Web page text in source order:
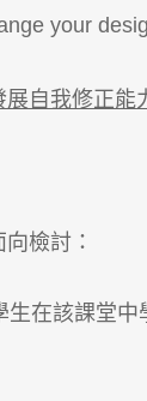
your
展自我修正能
檢討：
生在該課堂